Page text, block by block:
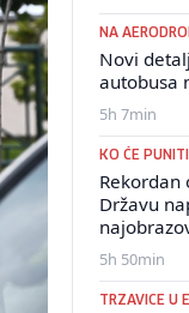
NA
Novi
autobusa
5h 7min
KO ĆE
Rekordan
Državu
5h 50min
TRZAVICE U